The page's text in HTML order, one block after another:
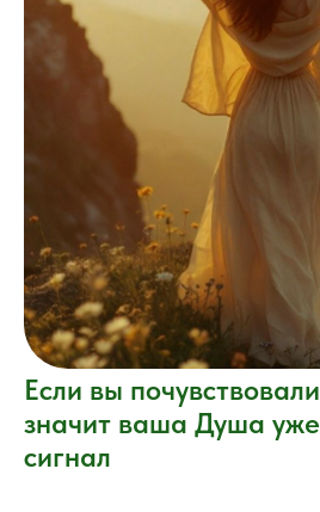
Если вы
значит ваша Душа
сигнал